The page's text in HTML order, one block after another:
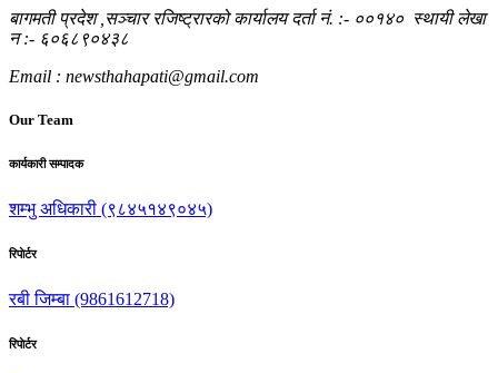
बागमती प्रदेश ,सञ्चार रजिष्ट्रारको कार्यालय दर्ता नं. :- ००१४० स्थायी लेखा
न‌‍ :- ६०६८९०४३८
Email : newsthahapati@gmail.com
Our Team
कार्यकारी सम्पादक
शम्भु अधिकारी (९८४५१४९०४५)
रिपाेर्टर
रबी जिम्बा (9861612718)
रिपाेर्टर